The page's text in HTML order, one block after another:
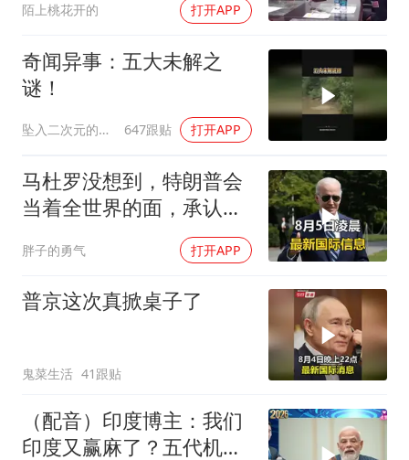
陌上桃花开的 打开APP
奇闻异事：五大未解之
谜！
坠入二次元的海洋 647跟贴 打开APP
马杜罗没想到，特朗普会
当着全世界的面，承认一
胖子的勇气 打开APP
普京这次真掀桌子了
鬼菜生活 41跟贴
（配音）印度博主：我们
印度又赢麻了？五代机还